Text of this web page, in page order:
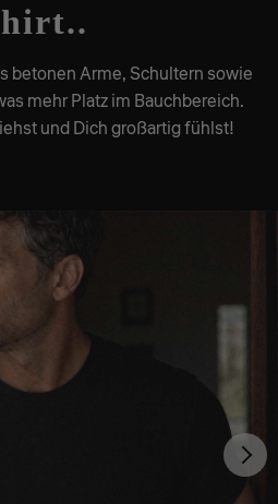
betonen Arme, Schultern sowie
mehr Platz im Bauchbereich.
und Dich großartig fühlst!